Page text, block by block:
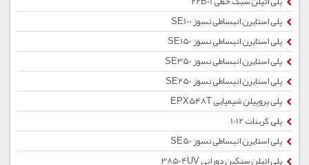
پلی استایرن انبساطی نسوز SE100
پلی استایرن انبساطی نسوز SE150
پلی استایرن انبساطی نسوز SE350
پلی استایرن انبساطی نسوز SE250
پلی پروپیلن شیمیایی EPX548T
پلی کربنات 1012
پلی استایرن انبساطی نسوز SE50
پلی اتیلن سنگین دورانی 38504UV